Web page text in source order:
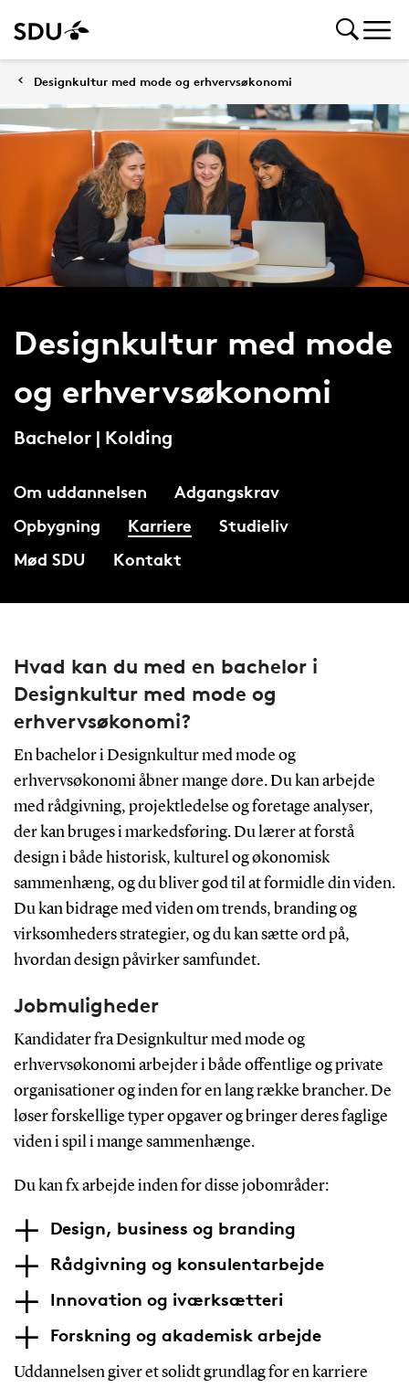
Designkultur med mode og erhvervsøkonomi
Designkultur med mode
og erhvervsøkonomi
Bachelor | Kolding
Om uddannelsen
Adgangskrav
Opbygning
Karriere
Studieliv
Mød SDU
Kontakt
Hvad kan du med en bachelor i
Designkultur med mode og
erhvervsøkonomi?
En bachelor i Designkultur med mode og
erhvervsøkonomi åbner mange døre. Du kan arbejde
med rådgivning, projektledelse og foretage analyser,
der kan bruges i markedsføring. Du lærer at forstå
design i både historisk, kulturel og økonomisk
sammenhæng, og du bliver god til at formidle din viden.
Du kan bidrage med viden om trends, branding og
virksomheders strategier, og du kan sætte ord på,
hvordan design påvirker samfundet.
Jobmuligheder
Kandidater fra Designkultur med mode og
erhvervsøkonomi arbejder i både offentlige og private
organisationer og inden for en lang række brancher. De
løser forskellige typer opgaver og bringer deres faglige
viden i spil i mange sammenhænge.
Du kan fx arbejde inden for disse jobområder:
Design, business og branding
Rådgivning og konsulentarbejde
Innovation og iværksætteri
Forskning og akademisk arbejde
Uddannelsen giver et solidt grundlag for en karriere